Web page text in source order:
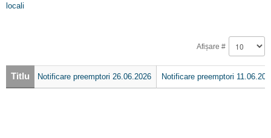
locali
Afișare #
Titlu Notificare preemptori 26.06.2026 Notificare preemptori